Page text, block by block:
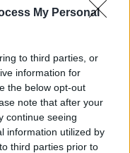
My Personal
to third parties, or
information for
the below opt-out
note that after your
continue seeing
information utilized by
third parties prior to
és 6 éves
bükkábrányi
két 19 éves
autója
A kocsit